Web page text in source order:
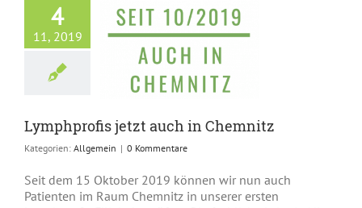
4
11, 2019
jetzt auch in
Lymphprofis jetzt auch in Chemnitz
Kategorien: Allgemein | 0 Kommentare
Seit dem 15 Oktober 2019 können wir nun auch
Patienten im Raum Chemnitz in unserer ersten